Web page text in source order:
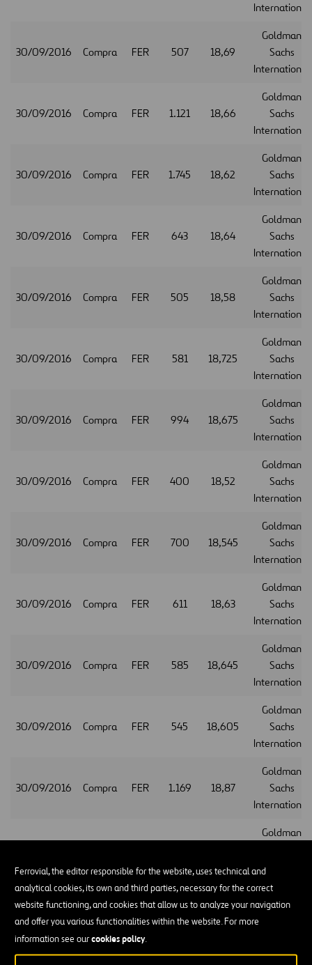
Ferrovial, the editor responsible for the website, uses technical and
analytical cookies, its own and third parties, necessary for the correct
website functioning, and cookies that allow us to analyze your navigation
and offer you various functionalities within the website. For more
information see ourcookies policy.
International
30/09/2016 Compra FER 507 18,69
Goldman
Sachs
International
30/09/2016 Compra FER 1.121 18,66
Goldman
Sachs
International
30/09/2016 Compra FER 1.745 18,62
Goldman
Sachs
International
30/09/2016 Compra FER 643 18,64
Goldman
Sachs
International
30/09/2016 Compra FER 505 18,58
Goldman
Sachs
International
30/09/2016 Compra FER 581 18,725
Goldman
Sachs
International
30/09/2016 Compra FER 994 18,675
Goldman
Sachs
International
30/09/2016 Compra FER 400 18,52
Goldman
Sachs
International
30/09/2016 Compra FER 700 18,545
Goldman
Sachs
International
30/09/2016 Compra FER 611 18,63
Goldman
Sachs
International
30/09/2016 Compra FER 585 18,645
Goldman
Sachs
International
30/09/2016 Compra FER 545 18,605
Goldman
Sachs
International
30/09/2016 Compra FER 1.169 18,87
Goldman
Sachs
International
Goldman
International
30/09/2016 Compra FER 343 18,89
Goldman
Sachs
International
Goldman